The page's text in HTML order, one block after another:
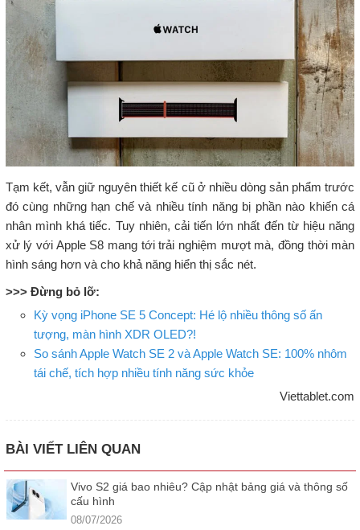
Tạm kết, vẫn giữ nguyên thiết kế cũ ở nhiều dòng sản phẩm trước
đó cùng những hạn chế và nhiều tính năng bị phần nào khiến cá
nhân mình khá tiếc. Tuy nhiên, cải tiến lớn nhất đến từ hiệu năng
xử lý với Apple S8 mang tới trải nghiệm mượt mà, đồng thời màn
hình sáng hơn và cho khả năng hiển thị sắc nét.
>>> Đừng bỏ lỡ:
Kỳ vọng iPhone SE 5 Concept: Hé lộ nhiều thông số ấn
tượng, màn hình XDR OLED?!
So sánh Apple Watch SE 2 và Apple Watch SE: 100% nhôm
tái chế, tích hợp nhiều tính năng sức khỏe
Viettablet.com
BÀI VIẾT LIÊN QUAN
Vivo S2 giá bao nhiêu? Cập nhật bảng giá và thông số
cấu hình
08/07/2026